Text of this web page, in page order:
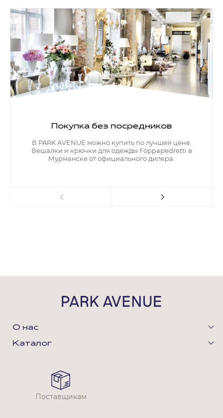
Покупка без посредников
В PARK AVENUE можно купить по лучшей цене.
Вешалки и крючки для одежды Foppapedretti в
Мурманске от официального дилера.
О нас
Каталог
Поставщикам